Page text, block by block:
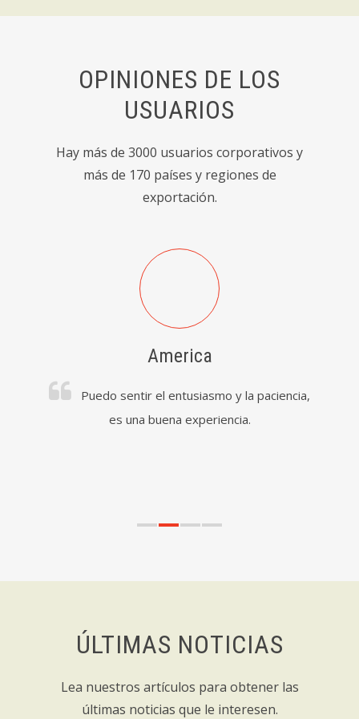
OPINIONES DE LOS
USUARIOS
Hay más de 3000 usuarios corporativos y
más de 170 países y regiones de
exportación.
America
Puedo sentir el entusiasmo y la paciencia,
es una buena experiencia.
ÚLTIMAS NOTICIAS
Lea nuestros artículos para obtener las
últimas noticias que le interesen.